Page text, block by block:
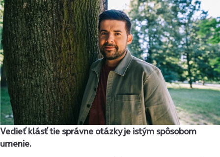
Vedieť klásť tie správne otázky je istým spôsobom
umenie.